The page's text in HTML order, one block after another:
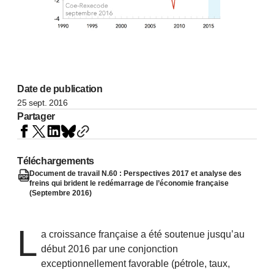
Date de publication
25 sept. 2016
Partager
L a croissance française a été soutenue jusqu’au
début 2016 par une conjonction
exceptionnellement favorable (pétrole, taux,
Téléchargements
Document de travail N.60 : Perspectives 2017 et analyse des
freins qui brident le redémarrage de l’économie française
(Septembre 2016)